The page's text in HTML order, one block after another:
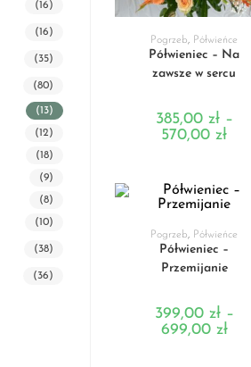
WYBIERZ OPCJE
Pogrzeb, Półwieńce
Półwieniec – Na
zawsze w sercu
385,00 zł –
570,00zł
WYBIERZ OPCJE
Pogrzeb, Półwieńce
Półwieniec –
Przemijanie
399,00 zł –
699,00 zł
(16)
(16)
(35)
(80)
(13)
(12)
(18)
(9)
(8)
(10)
(38)
(36)